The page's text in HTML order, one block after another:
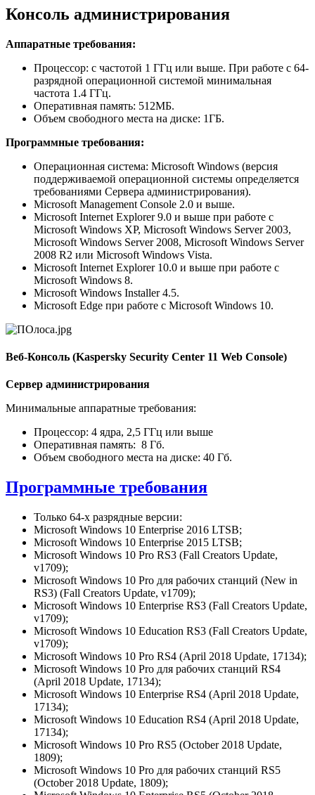
Консоль администрирования
Аппаратные требования:
Процессор: с частотой 1 ГГц или выше. При работе с 64-
разрядной операционной системой минимальная
частота 1.4 ГГц.
Оперативная память: 512МБ.
Объем свободного места на диске: 1ГБ.
Программные требования:
Операционная система: Microsoft Windows (версия
поддерживаемой операционной системы определяется
требованиями Сервера администрирования).
Microsoft Management Console 2.0 и выше.
Microsoft Internet Explorer 9.0 и выше при работе c
Microsoft Windows XP, Microsoft Windows Server 2003,
Microsoft Windows Server 2008, Microsoft Windows Server
2008 R2 или Microsoft Windows Vista.
Microsoft Internet Explorer 10.0 и выше при работе c
Microsoft Windows 8.
Microsoft Windows Installer 4.5.
Microsoft Edge при работе c Microsoft Windows 10.
Веб-Консоль (Kaspersky Security Center 11 Web Console)
Сервер администрирования
Минимальные аппаратные требования:
Процессор: 4 ядра, 2,5 ГГц или выше
Оперативная память: 8 Гб.
Объем свободного места на диске: 40 Гб.
Программные требования
Только 64-х разрядные версии:
Microsoft Windows 10 Enterprise 2016 LTSB;
Microsoft Windows 10 Enterprise 2015 LTSB;
Microsoft Windows 10 Pro RS3 (Fall Creators Update,
v1709);
Microsoft Windows 10 Pro для рабочих станций (New in
RS3) (Fall Creators Update, v1709);
Microsoft Windows 10 Enterprise RS3 (Fall Creators Update,
v1709);
Microsoft Windows 10 Education RS3 (Fall Creators Update,
v1709);
Microsoft Windows 10 Pro RS4 (April 2018 Update, 17134);
Microsoft Windows 10 Pro для рабочих станций RS4
(April 2018 Update, 17134);
Microsoft Windows 10 Enterprise RS4 (April 2018 Update,
17134);
Microsoft Windows 10 Education RS4 (April 2018 Update,
17134);
Microsoft Windows 10 Pro RS5 (October 2018 Update,
1809);
Microsoft Windows 10 Pro для рабочих станций RS5
(October 2018 Update, 1809);